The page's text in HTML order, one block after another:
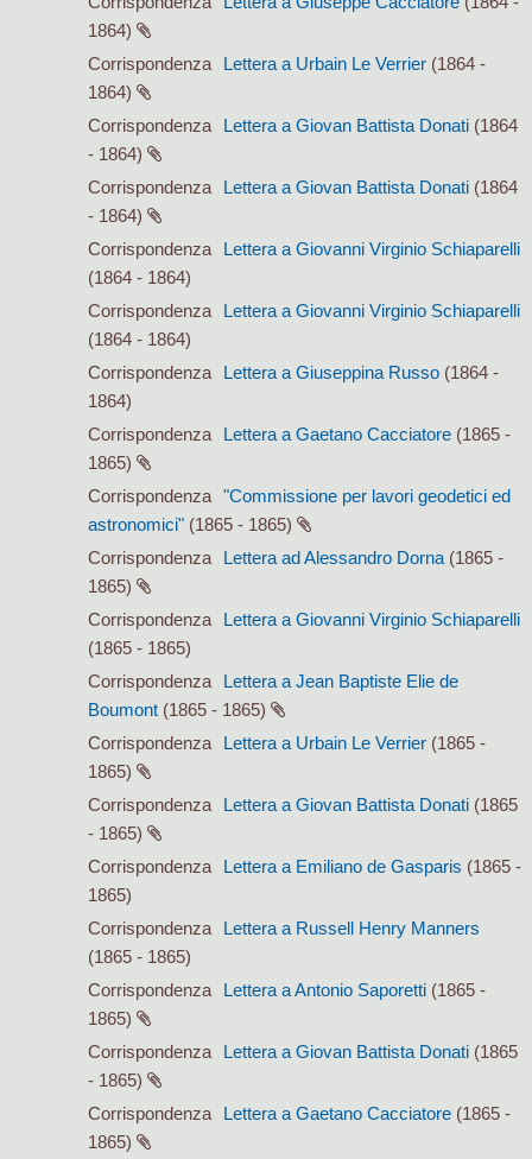
1864)
Corrispondenza
Lettera a Urbain Le Verrier (1864 -
1864)
Corrispondenza
Lettera a Giovan Battista Donati (1864
- 1864)
Corrispondenza
Lettera a Giovan Battista Donati (1864
- 1864)
Corrispondenza
Lettera a Giovanni Virginio Schiaparelli
(1864 - 1864)
Corrispondenza
Lettera a Giovanni Virginio Schiaparelli
(1864 - 1864)
Corrispondenza
Lettera a Giuseppina Russo (1864 -
1864)
Corrispondenza
Lettera a Gaetano Cacciatore (1865 -
1865)
Corrispondenza
"Commissione per lavori geodetici ed
astronomici" (1865 - 1865)
Corrispondenza
Lettera ad Alessandro Dorna (1865 -
1865)
Corrispondenza
Lettera a Giovanni Virginio Schiaparelli
(1865 - 1865)
Corrispondenza
Lettera a Jean Baptiste Elie de
Boumont (1865 - 1865)
Corrispondenza
Lettera a Urbain Le Verrier (1865 -
1865)
Corrispondenza
Lettera a Giovan Battista Donati (1865
- 1865)
Corrispondenza
Lettera a Emiliano de Gasparis (1865 -
1865)
Corrispondenza
Lettera a Russell Henry Manners
(1865 - 1865)
Corrispondenza
Lettera a Antonio Saporetti (1865 -
1865)
Corrispondenza
Lettera a Giovan Battista Donati (1865
- 1865)
Corrispondenza
Lettera a Gaetano Cacciatore (1865 -
1865)